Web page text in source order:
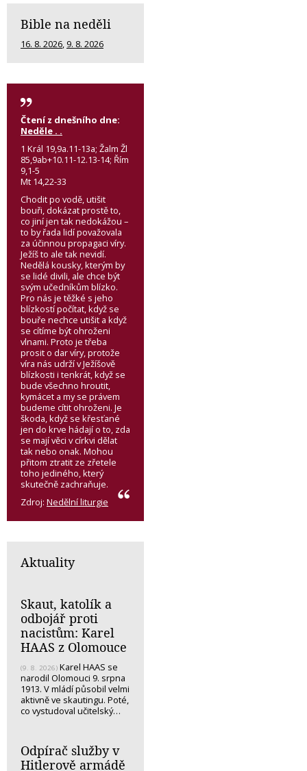
Bible na neděli
16. 8. 2026, 9. 8. 2026
Čtení z dnešního dne:
Neděle . .
1 Král 19,9a.11-13a; Žalm Žl
85,9ab+10.11-12.13-14; Řím
9,1-5
Mt 14,22-33
Chodit po vodě, utišit
bouři, dokázat prostě to,
co jiní jen tak nedokážou –
to by řada lidí považovala
za účinnou propagaci víry.
Ježíš to ale tak nevidí.
Nedělá kousky, kterým by
se lidé divili, ale chce být
svým učedníkům blízko.
Pro nás je těžké s jeho
blízkostí počítat, když se
bouře nechce utišit a když
se cítíme být ohroženi
vlnami. Proto je třeba
prosit o dar víry, protože
víra nás udrží v Ježíšově
blízkosti i tenkrát, když se
bude všechno hroutit,
kymácet a my se právem
budeme cítit ohroženi. Je
škoda, když se křesťané
jen do krve hádají o to, zda
se mají věci v církvi dělat
tak nebo onak. Mohou
přitom ztratit ze zřetele
toho jediného, který
skutečně zachraňuje.
Zdroj: Nedělní liturgie
Aktuality
Skaut, katolík a
odbojář proti
nacistům: Karel
HAAS z Olomouce
(9. 8. 2026) Karel HAAS se
narodil Olomouci 9. srpna
1913. V mládí působil velmi
aktivně ve skautingu. Poté,
co vystudoval učitelský…
Odpírač služby v
Hitlerově armádě